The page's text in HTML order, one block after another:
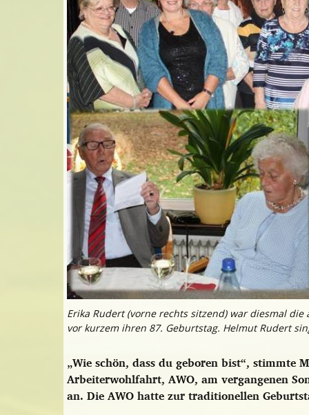
Erika Rudert (vorne rechts sitzend) war diesmal
vor kurzem ihren 87. Geburtstag. Helmut Rudert
„Wie schön, dass du geboren bist“, stimmte
Arbeiterwohlfahrt, AWO, am vergangenen
an. Die AWO hatte zur traditionellen